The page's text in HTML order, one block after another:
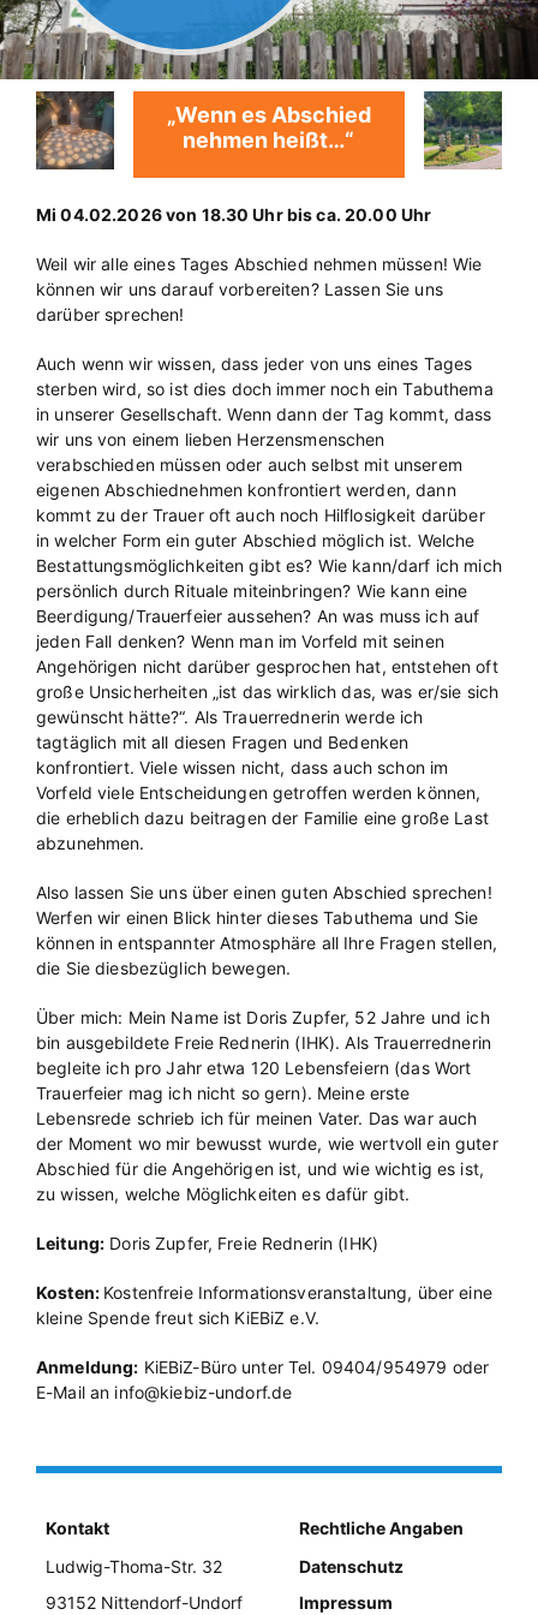
„Wenn es Abschied
nehmen heißt…“
Mi 04.02.2026 von 18.30 Uhr bis ca. 20.00 Uhr
Weil wir alle eines Tages Abschied nehmen müssen! Wie
können wir uns darauf vorbereiten? Lassen Sie uns
darüber sprechen!
Auch wenn wir wissen, dass jeder von uns eines Tages
sterben wird, so ist dies doch immer noch ein Tabuthema
in unserer Gesellschaft. Wenn dann der Tag kommt, dass
wir uns von einem lieben Herzensmenschen
verabschieden müssen oder auch selbst mit unserem
eigenen Abschiednehmen konfrontiert werden, dann
kommt zu der Trauer oft auch noch Hilflosigkeit darüber
in welcher Form ein guter Abschied möglich ist. Welche
Bestattungsmöglichkeiten gibt es? Wie kann/darf ich mich
persönlich durch Rituale miteinbringen? Wie kann eine
Beerdigung/Trauerfeier aussehen? An was muss ich auf
jeden Fall denken? Wenn man im Vorfeld mit seinen
Angehörigen nicht darüber gesprochen hat, entstehen oft
große Unsicherheiten „ist das wirklich das, was er/sie sich
gewünscht hätte?“. Als Trauerrednerin werde ich
tagtäglich mit all diesen Fragen und Bedenken
konfrontiert. Viele wissen nicht, dass auch schon im
Vorfeld viele Entscheidungen getroffen werden können,
die erheblich dazu beitragen der Familie eine große Last
abzunehmen.
Also lassen Sie uns über einen guten Abschied sprechen!
Werfen wir einen Blick hinter dieses Tabuthema und Sie
können in entspannter Atmosphäre all Ihre Fragen stellen,
die Sie diesbezüglich bewegen.
Über mich: Mein Name ist Doris Zupfer, 52 Jahre und ich
bin ausgebildete Freie Rednerin (IHK). Als Trauerrednerin
begleite ich pro Jahr etwa 120 Lebensfeiern (das Wort
Trauerfeier mag ich nicht so gern). Meine erste
Lebensrede schrieb ich für meinen Vater. Das war auch
der Moment wo mir bewusst wurde, wie wertvoll ein guter
Abschied für die Angehörigen ist, und wie wichtig es ist,
zu wissen, welche Möglichkeiten es dafür gibt.
Leitung: Doris Zupfer, Freie Rednerin (IHK)
Kosten: Kostenfreie Informationsveranstaltung, über eine
kleine Spende freut sich KiEBiZ e.V.
Anmeldung: KiEBiZ-Büro unter Tel. 09404/954979 oder
E-Mail an info@kiebiz-undorf.de
Kontakt
Ludwig-Thoma-Str. 32
93152 Nittendorf-Undorf
Rechtliche Angaben
Datenschutz
Impressum